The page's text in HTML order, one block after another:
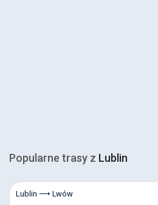
Popularne trasy z Lublin
Lublin ⟶ Lwów